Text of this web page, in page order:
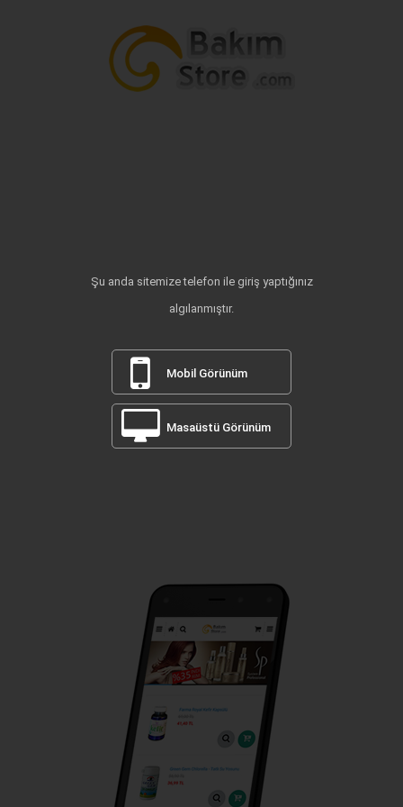
Şu anda sitemize telefon ile giriş yaptığınız
algılanmıştır.
Mobil Görünüm
Masaüstü Görünüm